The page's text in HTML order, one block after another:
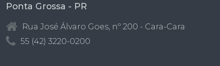
Ponta Grossa - PR
Rua José Álvaro Goes, nº 200 - Cara-Cara
55 (42) 3220-0200